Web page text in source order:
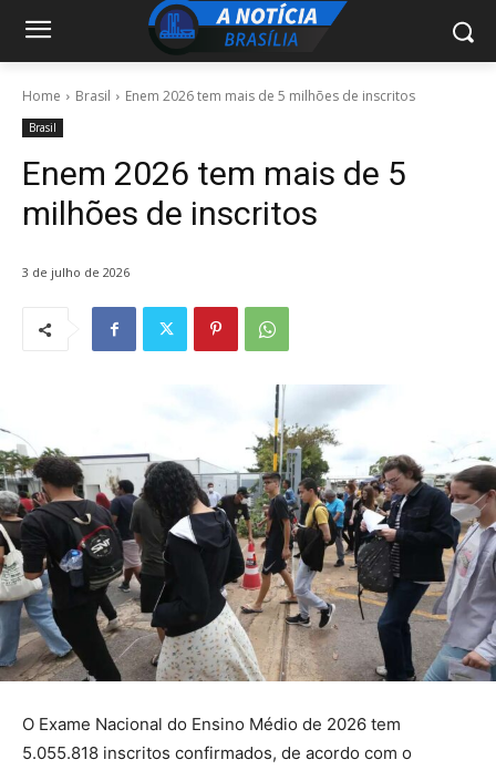
Home Brasil Enem 2026 tem mais de 5 milhões de inscritos
Brasil
Enem 2026 tem mais de 5
milhões de inscritos
3 de julho de 2026
O Exame Nacional do Ensino Médio de 2026 tem
5.055.818 inscritos confirmados, de acordo com o